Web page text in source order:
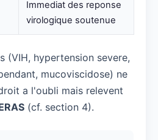
Immediat des reponse
virologique soutenue
(VIH, hypertension severe,
mucoviscidose) ne
a l'oubli mais relevent
(cf. section 4).